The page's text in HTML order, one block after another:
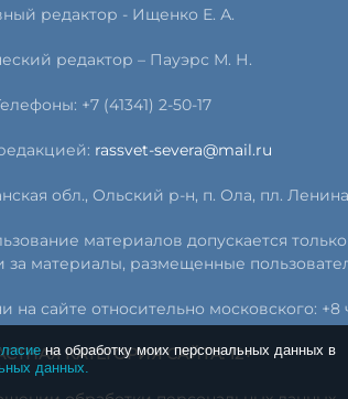
редактор - Ищенко Е. А.
редактор – Пауэрс М. Н.
+7 (41341) 2-50-17
rassvet-severa@mail.ru
обл., Ольский р-н, п. Ола, пл.
материалов допускается
за материалы, размещенные
сайте относительно московского: +8
КАТЕГОРИЯ САЙТА: 12+
на обработку моих персональных данных в
данных.